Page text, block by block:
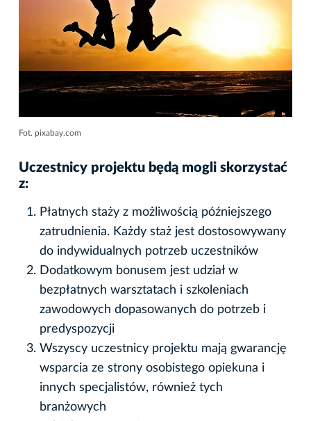
Fot. pixabay.com
Uczestnicy projektu będą mogli skorzystać
z:
Płatnych staży z możliwością późniejszego
zatrudnienia. Każdy staż jest dostosowywany
do indywidualnych potrzeb uczestników
Dodatkowym bonusem jest udział w
bezpłatnych warsztatach i szkoleniach
zawodowych dopasowanych do potrzeb i
predyspozycji
Wszyscy uczestnicy projektu mają gwarancję
wsparcia ze strony osobistego opiekuna i
innych specjalistów, również tych
branżowych